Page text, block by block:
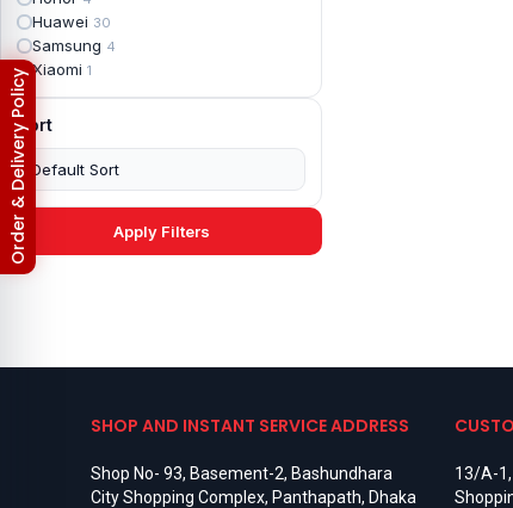
Apple iPad Mini 3
Apple iPad mini 4
Apple iPad Pro 10.5
Apple iPad Pro 11
Apple iPad Pro 12.96
Apple iPad Pro 12.9 2nd Gen
Apple iPad Pro 9.7 (2016)6
Apple iPad Pro 9.7 (2018)
4
Asus ROG Phone 2
Asus ROG Phone 3
Asus ROG Phone 5s Pro3
Asus Rog Phone 7
Asus ROG Phone 8 3
Huawei 30
Samsung 4
Xiaomi 1
Sort
Apply Filters
SHOP AND INSTANT SERVICE ADDRESS
Shop No- 93, Basement-2, Bashundhara
City Shopping Complex, Panthapath, Dhaka
13/A-
Order & Delivery Policy